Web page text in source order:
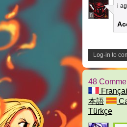
8
i
Log-in to
48
本語
Türkçe